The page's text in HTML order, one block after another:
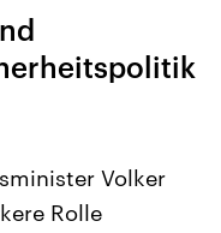
Aktuelle Beiträge,
Volker
Rolle